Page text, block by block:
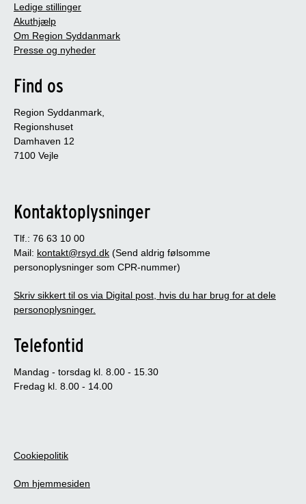
Ledige stillinger
Akuthjælp
Om Region Syddanmark
Presse og nyheder
Find os
Region Syddanmark,
Regionshuset
Damhaven 12
7100 Vejle
Kontaktoplysninger
Tlf.: 76 63 10 00
Mail: kontakt@rsyd.dk (Send aldrig følsomme
personoplysninger som CPR-nummer)
Skriv sikkert til os via Digital post, hvis du har brug for at dele
personoplysninger.
Telefontid
Mandag - torsdag kl. 8.00 - 15.30
Fredag kl. 8.00 - 14.00
Cookiepolitik
Om hjemmesiden